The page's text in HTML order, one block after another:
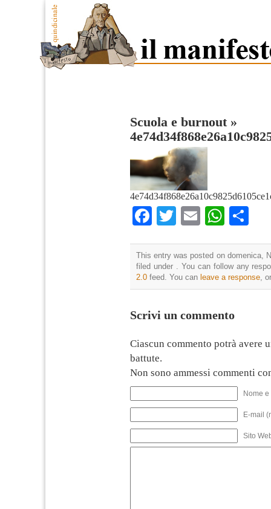
Scuola e burnout»
Facebook
TwitterEmail
This entry was posted on domenica,
filed under . You can follow any
2.0 feed. You can leave a response,
Scrivi un commento
Ciascun commento potrà avere
battute.
Non sono ammessi commenti
Nome
E-mail
Sito